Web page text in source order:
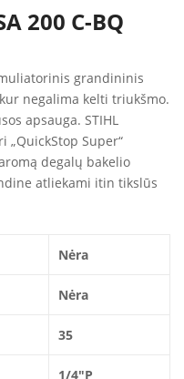
200 C-BQ
grandininis
negalima kelti triukšmo.
apsauga. STIHL
Super“
degalų bakelio
atliekami itin tikslūs
Nėra
Nėra
35
1/4″P